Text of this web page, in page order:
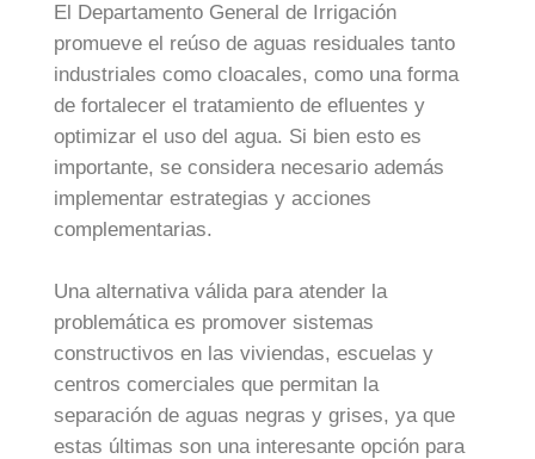
El Departamento General de Irrigación
promueve el reúso de aguas residuales tanto
industriales como cloacales, como una forma
de fortalecer el tratamiento de efluentes y
optimizar el uso del agua. Si bien esto es
importante, se considera necesario además
implementar estrategias y acciones
complementarias.
Una alternativa válida para atender la
problemática es promover sistemas
constructivos en las viviendas, escuelas y
centros comerciales que permitan la
separación de aguas negras y grises, ya que
estas últimas son una interesante opción para